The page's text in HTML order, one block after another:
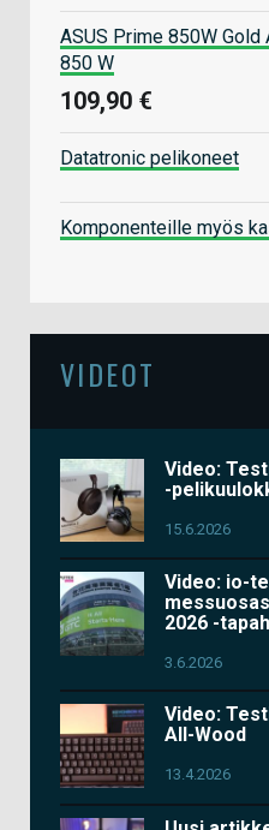
ASUS Prime 850W Gold
850 W
109,90 €
Datatronic pelikoneet
Komponenteille myös
VIDEOT
Video:
-
15.6.2026
Video: io-
2026 -
3.6.2026
Video:
All-Wood
13.4.2026